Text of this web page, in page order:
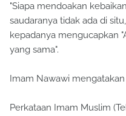
"Siapa mendoakan
saudaranya tidak ada di
kepadanya mengucapkan
yang sama".
Imam Nawawi
Perkataan Imam Muslim